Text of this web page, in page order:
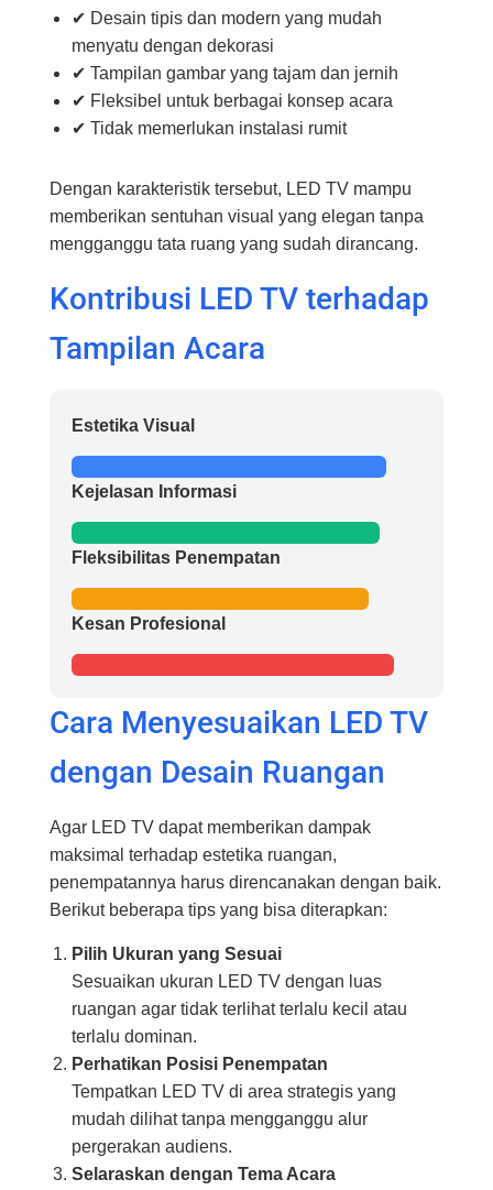
✔ Desain tipis dan modern yang mudah
menyatu dengan dekorasi
✔ Tampilan gambar yang tajam dan jernih
✔ Fleksibel untuk berbagai konsep acara
✔ Tidak memerlukan instalasi rumit
Dengan karakteristik tersebut, LED TV mampu
memberikan sentuhan visual yang elegan tanpa
mengganggu tata ruang yang sudah dirancang.
Kontribusi LED TV terhadap
Tampilan Acara
Estetika Visual
Kejelasan Informasi
Fleksibilitas Penempatan
Kesan Profesional
Cara Menyesuaikan LED TV
dengan Desain Ruangan
Agar LED TV dapat memberikan dampak
maksimal terhadap estetika ruangan,
penempatannya harus direncanakan dengan baik.
Berikut beberapa tips yang bisa diterapkan:
Pilih Ukuran yang Sesuai
Sesuaikan ukuran LED TV dengan luas
ruangan agar tidak terlihat terlalu kecil atau
terlalu dominan.
Perhatikan Posisi Penempatan
Tempatkan LED TV di area strategis yang
mudah dilihat tanpa mengganggu alur
pergerakan audiens.
Selaraskan dengan Tema Acara